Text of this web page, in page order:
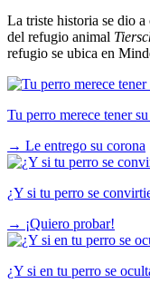
La triste historia se dio a
del refugio animal
refugio se ubica en
Tu perro merece tener
→ Le entrego su corona
¿Y si tu perro se
→ ¡Quiero probar!
¿Y si en tu perro se